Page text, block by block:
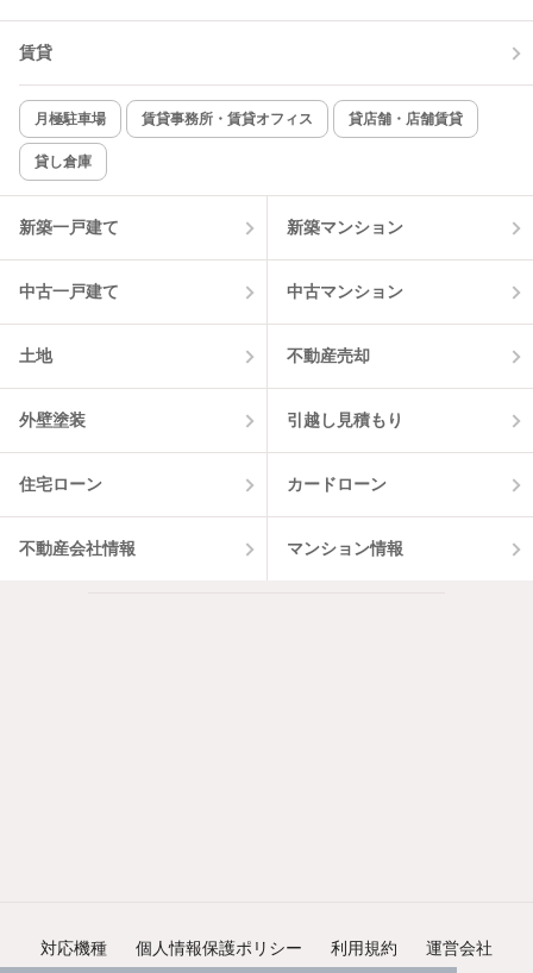
新着のみ インターネット無料
該当件数:
1件
賃貸
月極駐車場 賃貸事務所・賃貸オフィス 貸店舗・店舗賃貸
貸し倉庫
新築一戸建て 新築マンション
中古一戸建て 中古マンション
土地 不動産売却
外壁塗装 引越し見積もり
住宅ローン カードローン
不動産会社情報 マンション情報
対応機種 個人情報保護ポリシー 利用規約 運営会社